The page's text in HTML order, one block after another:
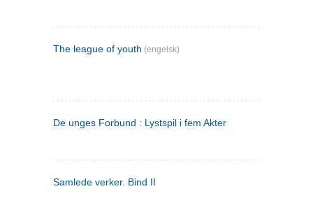
The league of youth (engelsk)
De unges Forbund : Lystspil i fem Akter
Samlede verker. Bind II